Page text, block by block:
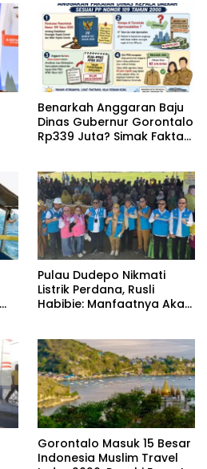
Benarkah Anggaran Baju
Dinas Gubernur Gorontalo
Rp339 Juta? Simak Fakta
Pulau Dudepo Nikmati
Listrik Perdana, Rusli
Habibie: Manfaatnya Akan
Gorontalo Masuk 15 Besar
Indonesia Muslim Travel